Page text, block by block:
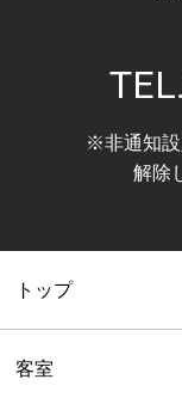
TEL.
※非通知設
解除
トップ
客室